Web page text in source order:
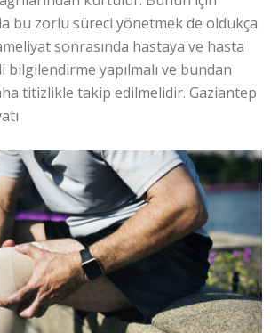
bu zorlu süreci yönetmek de oldukça
sonrasında hastaya ve hasta
bilgilendirme yapılmalı ve bundan
titizlikle takip edilmelidir. Gaziantep